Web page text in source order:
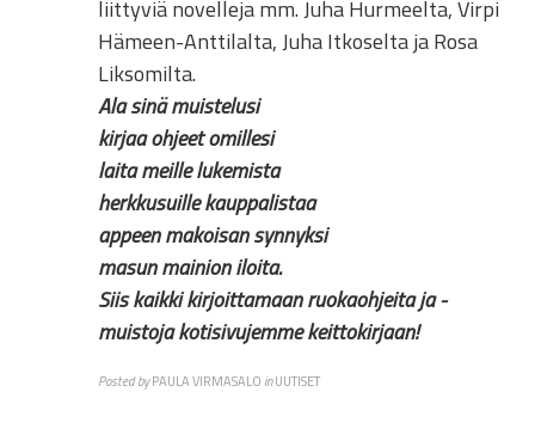
liittyviä novelleja mm. Juha Hurmeelta, Virpi
Hämeen-Anttilalta, Juha Itkoselta ja Rosa
Liksomilta.
Ala sinä muistelusi
kirjaa ohjeet omillesi
laita meille lukemista
herkkusuille kauppalistaa
appeen makoisan synnyksi
masun mainion iloita.
Siis kaikki kirjoittamaan ruokaohjeita ja -
muistoja kotisivujemme keittokirjaan!
Posted byPAULA VIRMASALO inUUTISET